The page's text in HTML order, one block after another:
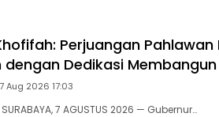
Perjuangan Pahlawan
dengan Dedikasi
7 Aug 2026 17:03
SURABAYA, 7 AGUSTUS 2026 — Gubernur…